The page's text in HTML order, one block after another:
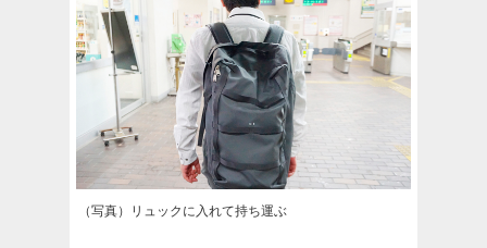
（写真）リュックに入れて持ち運ぶ